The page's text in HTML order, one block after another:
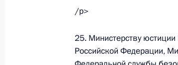
/p>
25. Министерству
Российской Федерации,